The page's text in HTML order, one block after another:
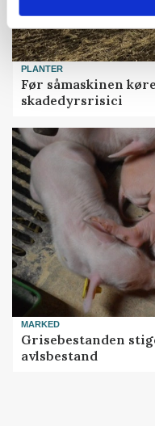
PLANTER
Før såmaskinen
skadedyrsrisici
MARKED
Grisebestanden
avlsbestand